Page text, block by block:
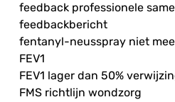
feedback professionele
feedbackbericht
fentanyl-neusspray niet
FEV1
FEV1 lager dan 50%
FMS richtlijn wondzorg